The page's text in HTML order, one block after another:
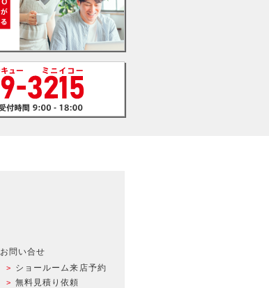
お問い合せ
ショールーム来店予約
無料見積り依頼